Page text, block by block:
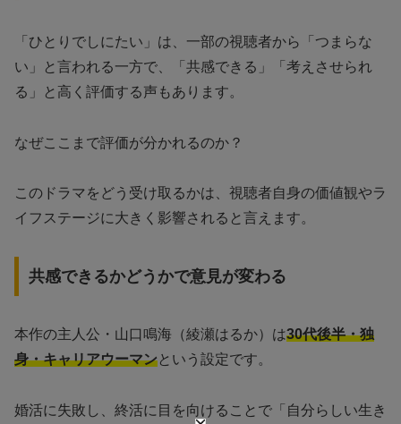
「ひとりでしにたい」は、一部の視聴者から「つまらな
い」と言われる一方で、「共感できる」「考えさせられ
る」と高く評価する声もあります。
なぜここまで評価が分かれるのか？
このドラマをどう受け取るかは、視聴者自身の価値観やラ
イフステージに大きく影響されると言えます。
共感できるかどうかで意見が変わる
本作の主人公・山口鳴海（綾瀬はるか）は30代後半・独
身・キャリアウーマンという設定です。
婚活に失敗し、終活に目を向けることで「自分らしい生き